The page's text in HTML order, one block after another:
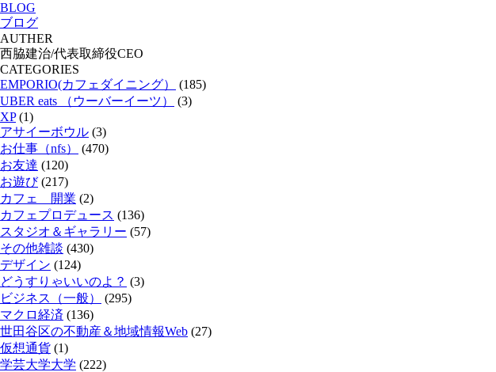
BLOG
ブログ
AUTHER
西脇建治/代表取締役CEO
CATEGORIES
EMPORIO(カフェダイニング）
(185)
UBER eats （ウーバーイーツ）
(3)
XP(1)
アサイーボウル (3)
お仕事（nfs）
(470)
お友達 (120)
お遊び(217)
カフェ 開業 (2)
カフェプロデュース (136)
スタジオ＆ギャラリー (57)
その他雑談 (430)
デザイン (124)
どうすりゃいいのよ？ (3)
ビジネス（一般）
(295)
マクロ経済 (136)
世田谷区の不動産＆地域情報Web (27)
仮想通貨 (1)
学芸大学大学 (222)